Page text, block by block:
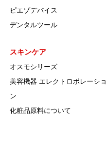
ピエゾデバイス
デンタルツール
スキンケア
オスモシリーズ
美容機器 エレクトロポレーショ
ン
化粧品原料について